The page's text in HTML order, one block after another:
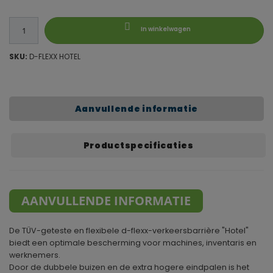
In winkelwagen
SKU: D-FLEXX HOTEL
Aanvullende informatie
Productspecificaties
AANVULLENDE INFORMATIE
De TÜV-geteste en flexibele d-flexx-verkeersbarrière "Hotel"
biedt een optimale bescherming voor machines, inventaris en
werknemers.
Door de dubbele buizen en de extra hogere eindpalen is het